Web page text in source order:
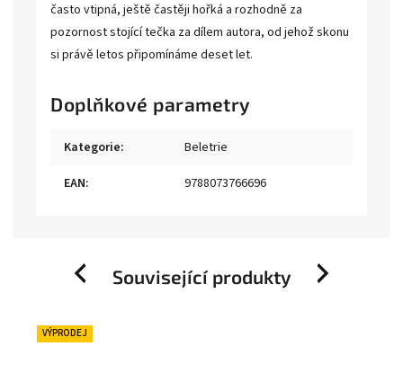
často vtipná, ještě častěji hořká a rozhodně za
pozornost stojící tečka za dílem autora, od jehož skonu
si právě letos připomínáme deset let.
Doplňkové parametry
Kategorie:
Beletrie
EAN: 9788073766696
Související produkty
Previous
VÝPRODEJ
Next